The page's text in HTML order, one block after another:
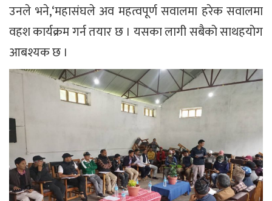
उनले भने,‘महासंघले अव महत्वपूर्ण सवालमा हरेक सवालमा
वहश कार्यक्रम गर्न तयार छ । यसका लागी सबैको साथहयोग
आबश्यक छ ।